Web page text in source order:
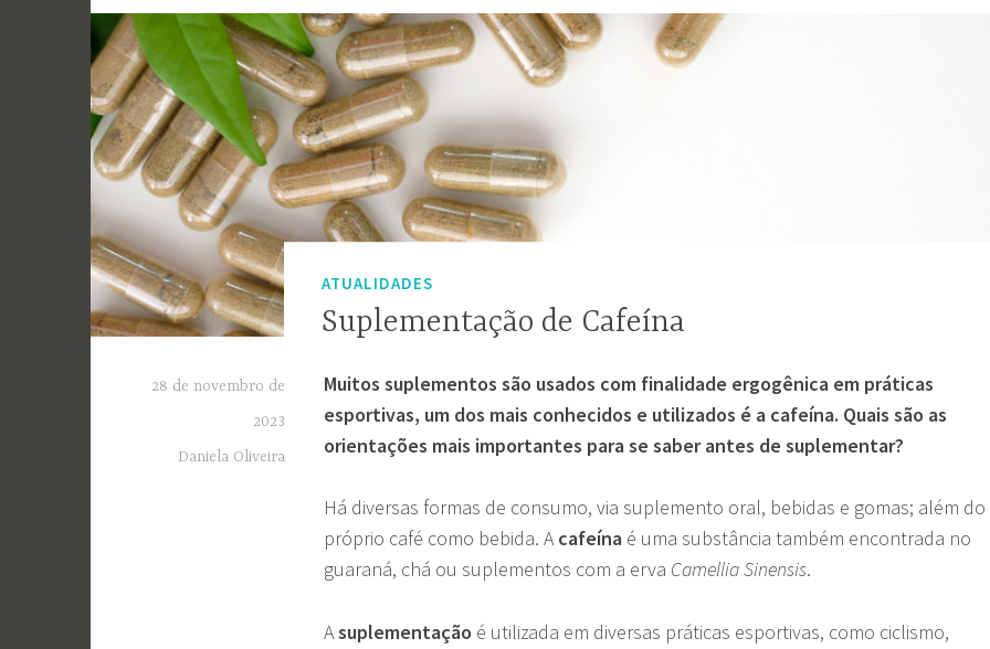
ATUALIDADES
Suplementação de Cafeína
28 de novembro de
2023
Daniela Oliveira
Muitos suplementos são usados com finalidade ergogênica em práticas
esportivas, um dos mais conhecidos e utilizados é a cafeína. Quais são as
orientações mais importantes para se saber antes de suplementar?
Há diversas formas de consumo, via suplemento oral, bebidas e gomas; além do
próprio café como bebida. Acafeína é uma substância também encontrada no
guaraná, chá ou suplementos com a erva Camellia Sinensis.
Asuplementação é utilizada em diversas práticas esportivas, como ciclismo,